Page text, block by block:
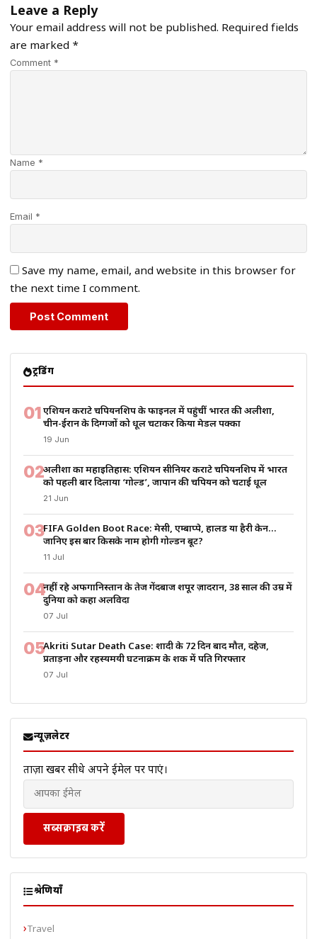
Leave a Reply
Your email address will not be published. Required fields
are marked *
Comment *
Name *
Email *
Save my name, email, and website in this browser for
the next time I comment.
ट्रेंडिंग
01एशियन कराटे चैंपियनशिप के फाइनल में पहुंचीं भारत की अलीशा,
चीन-ईरान के दिग्गजों को धूल चटाकर किया मेडल पक्का
19 Jun
02अलीशा का महाइतिहास: एशियन सीनियर कराटे चैंपियनशिप में भारत
को पहली बार दिलाया ‘गोल्ड’, जापान की चैंपियन को चटाई धूल
21 Jun
03FIFA Golden Boot Race: मेसी, एम्बाप्पे, हालैंड या हैरी केन…
जानिए इस बार किसके नाम होगी गोल्डन बूट?
11 Jul
04नहीं रहे अफगानिस्तान के तेज गेंदबाज शपूर ज़ादरान, 38 साल की उम्र में
दुनिया को कहा अलविदा
07 Jul
05Akriti Sutar Death Case: शादी के 72 दिन बाद मौत, दहेज,
प्रताड़ना और रहस्यमयी घटनाक्रम के शक में पति गिरफ्तार
07 Jul
न्यूज़लेटर
ताज़ा खबरें सीधे अपने ईमेल पर पाएं।
सब्सक्राइब करें
श्रेणियाँ
Travel